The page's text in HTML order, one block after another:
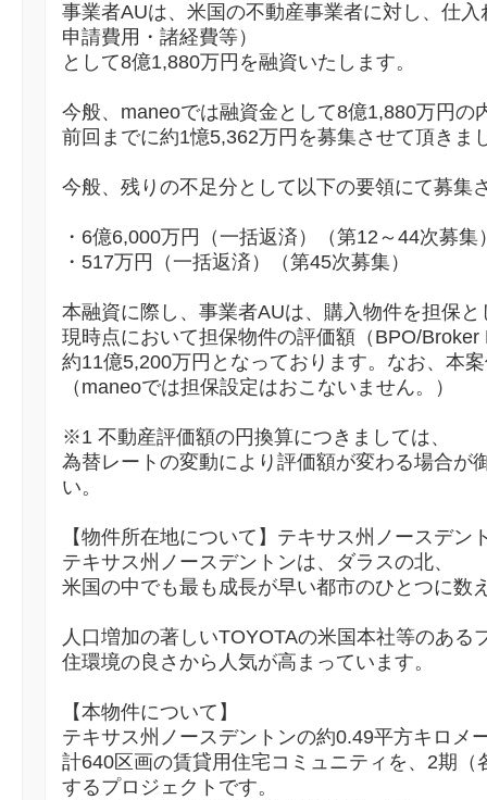
事業者AUは、米国の不動産事業者に対し、仕
申請費用・諸経費等）
として8億1,880万円を融資いたします。
今般、maneoでは融資金として8億1,880万円の
前回までに約1憶5,362万円を募集させて頂きま
今般、残りの不足分として以下の要領にて募集
・6億6,000万円（一括返済）（第12～44次募集
・517万円（一括返済）（第45次募集）
本融資に際し、事業者AUは、購入物件を担保
現時点において担保物件の評価額（BPO/Broker
約11億5,200万円となっております。なお、本
（maneoでは担保設定はおこないません。）
※1 不動産評価額の円換算につきましては、
為替レートの変動により評価額が変わる場合が
い。
【物件所在地について】テキサス州ノースデン
テキサス州ノースデントンは、ダラスの北、
米国の中でも最も成長が早い都市のひとつに数
人口増加の著しいTOYOTAの米国本社等のある
住環境の良さから人気が高まっています。
【本物件について】
テキサス州ノースデントンの約0.49平方キロメ
計640区画の賃貸用住宅コミュニティを、2期（
するプロジェクトです。